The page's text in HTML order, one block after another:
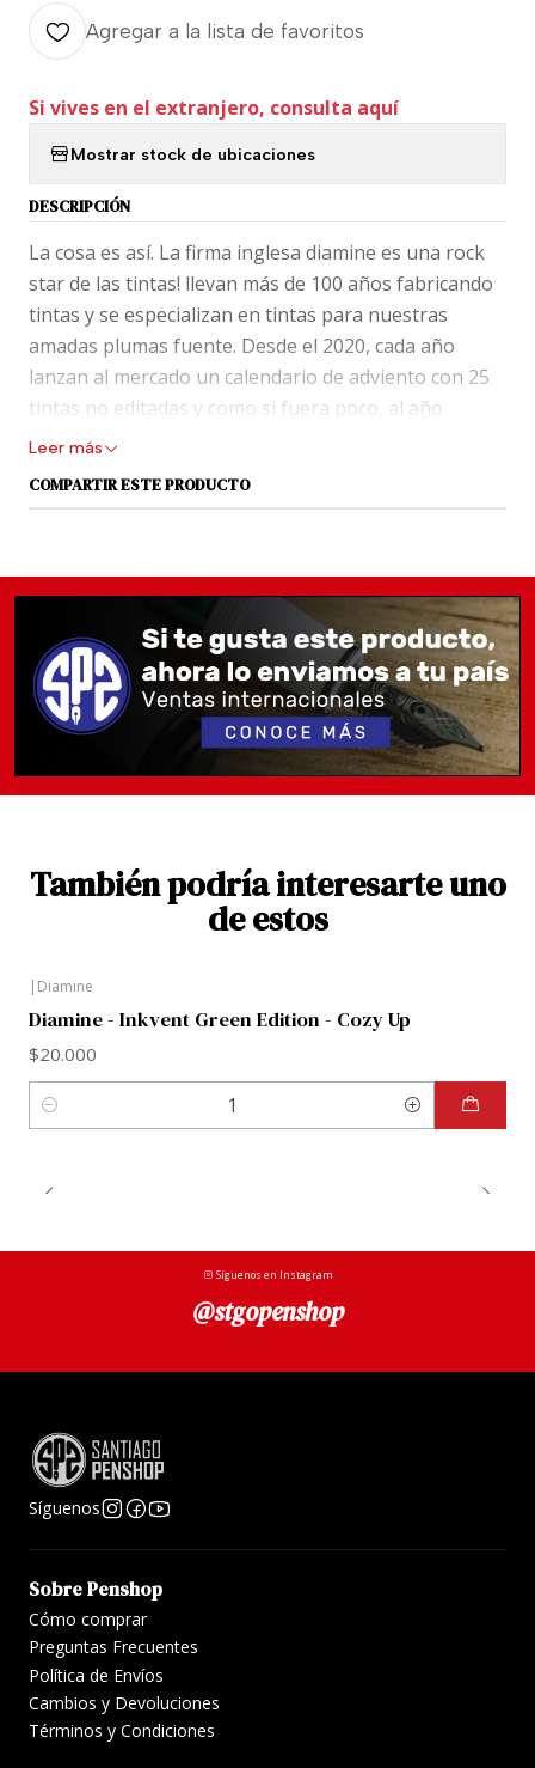
Agregar a la lista de favoritos
Si vives en el extranjero, consulta aquí
Mostrar stock de ubicaciones
DESCRIPCIÓN
La cosa es así. La firma inglesa diamine es una rock
star de las tintas! llevan más de 100 años fabricando
tintas y se especializan en tintas para nuestras
amadas plumas fuente. Desde el 2020, cada año
lanzan al mercado un calendario de adviento con 25
tintas no editadas y como si fuera poco, al año
siguiente cada una de estas maravillas, Diamine
que solo un amante de las plumas podría valorar
Dicho lo anterior, sólo falta añadir que entre los
colores que están disponibles en el catálogo del
calendario verde, están catalogados como Standard,
Shimmer, Chamaleon, Chamleon&Sheen,
Shimmer&Sheen, Scented y Scented&Sheen.
Ahora si ya tienes mucha información para decidir si
este será tu próximo color. Ah! pero no compres esta
Leer más
COMPARTIR ESTE PRODUCTO
También podría interesarte uno
de estos
| Diamine
Diamine - Inkvent Green Edition - Cozy Up
$20.000
Cantidad
Síguenos en Instagram
@stgopenshop
Síguenos
Sobre Penshop
Cómo comprar
Preguntas Frecuentes
Política de Envíos
Cambios y Devoluciones
Términos y Condiciones